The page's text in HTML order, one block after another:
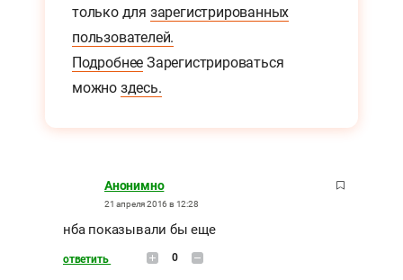
только для зарегистрированных
пользователей.
Подробнее Зарегистрироваться
можно здесь.
Анонимно
21 апреля 2016 в 12:28
нба показывали бы еще
ответить 0